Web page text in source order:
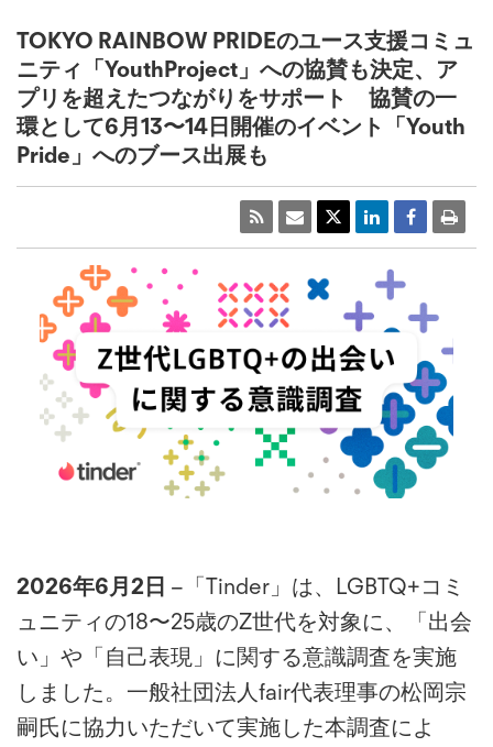
TOKYO RAINBOW PRIDEのユース支援コミュ
ニティ「YouthProject」への協賛も決定、ア
プリを超えたつながりをサポート 協賛の一
環として6月13〜14日開催のイベント「Youth
Pride」へのブース出展も
2026年6月2日 −「Tinder」は、LGBTQ+コミ
ュニティの18〜25歳のZ世代を対象に、「出会
い」や「自己表現」に関する意識調査を実施
しました。一般社団法人fair代表理事の松岡宗
嗣氏に協力いただいて実施した本調査によ